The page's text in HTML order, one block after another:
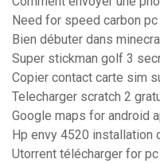
Need for speed carbon
Bien débuter dans
Super stickman golf 3
Copier contact carte sim
Telecharger scratch 2
Google maps for android
Hp envy 4520 installation
Utorrent télécharger for